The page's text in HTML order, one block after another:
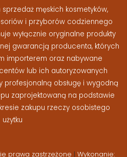
męskich kosmetyków,
i przyborów codziennego
wyłącznie oryginalne produkty
gwarancją producenta, których
importerem oraz nabywane
lub ich autoryzowanych
profesjonalną obsługę i wygodną
zaprojektowaną na podstawie
zakupu rzeczy osobistego
użytku
prawa zastrzeżone | Wykonanie: